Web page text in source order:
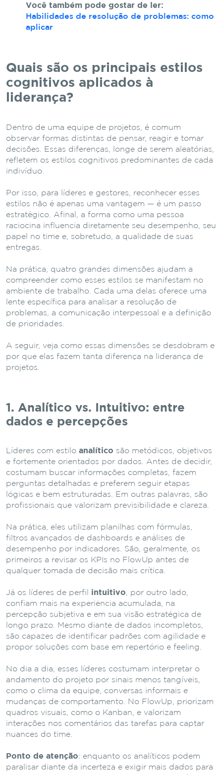
Você também pode gostar de ler:
Habilidades de resolução de problemas: como
aplicar
Quais são os principais estilos
cognitivos aplicados à
liderança?
Dentro de uma equipe de projetos, é comum
observar formas distintas de pensar, reagir e tomar
decisões. Essas diferenças, longe de serem aleatórias,
refletem os estilos cognitivos predominantes de cada
indivíduo.
Por isso, para líderes e gestores, reconhecer esses
estilos não é apenas uma vantagem — é um passo
estratégico. Afinal, a forma como uma pessoa
raciocina influencia diretamente seu desempenho, seu
papel no time e, sobretudo, a qualidade de suas
entregas.
Na prática, quatro grandes dimensões ajudam a
compreender como esses estilos se manifestam no
ambiente de trabalho. Cada uma delas oferece uma
lente específica para analisar a resolução de
problemas, a comunicação interpessoal e a definição
de prioridades.
A seguir, veja como essas dimensões se desdobram e
por que elas fazem tanta diferença na liderança de
projetos.
1. Analítico vs. Intuitivo: entre
dados e percepções
Líderes com estilo analítico são metódicos, objetivos
e fortemente orientados por dados. Antes de decidir,
costumam buscar informações completas, fazem
perguntas detalhadas e preferem seguir etapas
lógicas e bem estruturadas. Em outras palavras, são
profissionais que valorizam previsibilidade e clareza.
Na prática, eles utilizam planilhas com fórmulas,
filtros avançados de dashboards e análises de
desempenho por indicadores. São, geralmente, os
primeiros a revisar os KPIs no FlowUp antes de
qualquer tomada de decisão mais crítica.
Já os líderes de perfil intuitivo , por outro lado,
confiam mais na experiência acumulada, na
percepção subjetiva e em sua visão estratégica de
longo prazo. Mesmo diante de dados incompletos,
são capazes de identificar padrões com agilidade e
propor soluções com base em repertório e feeling.
No dia a dia, esses líderes costumam interpretar o
andamento do projeto por sinais menos tangíveis,
como o clima da equipe, conversas informais e
mudanças de comportamento. No FlowUp, priorizam
quadros visuais, como o Kanban, e valorizam
interações nos comentários das tarefas para captar
nuances do time.
Ponto de atenção: enquanto os analíticos podem
paralisar diante da incerteza e exigir mais dados para